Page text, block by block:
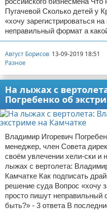
Пугачевой Сколько детей у
«хочу зарегистрироваться
неправильный формат а
Август Борисов 13-09-2019 18:51
Разное
На лыжах с
Погребенко об
Владимир Игоревич
менеджер, член Совета
своём увлечении хели-ски и
лыжах с вертолета:
Камчатке Как подписать
решение суда Вопрос «хочу
просто пишут неправильный
быть?» - 3 ответа В